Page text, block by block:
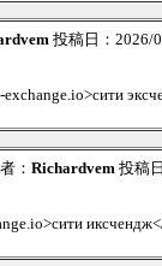
投稿日：2026/
： Richardvem 投稿